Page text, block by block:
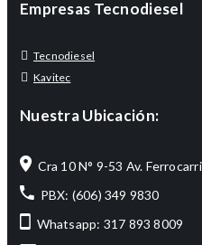
Empresas Tecnodiesel
Tecnodiesel
Kavitec
Nuestra Ubicación:
Cra 10 N° 9-53 Av.
PBX: (606) 349 9830
Whatsapp: 317 893 8009